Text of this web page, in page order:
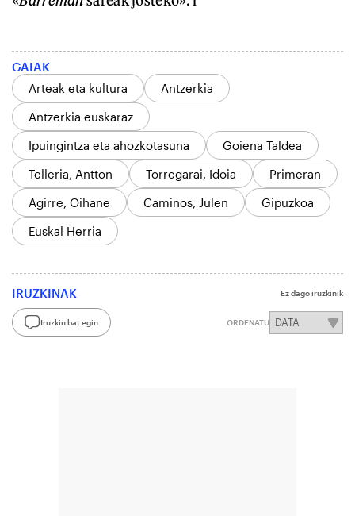
GAIAK
Arteak eta kultura
Antzerkia
Antzerkia euskaraz
Ipuingintza eta ahozkotasuna
Goiena Taldea
Telleria, Antton
Torregarai, Idoia
Primeran
Agirre, Oihane
Caminos, Julen
Gipuzkoa
Euskal Herria
IRUZKINAK Ez dago iruzkinik
Iruzkin bat egin ORDENATU